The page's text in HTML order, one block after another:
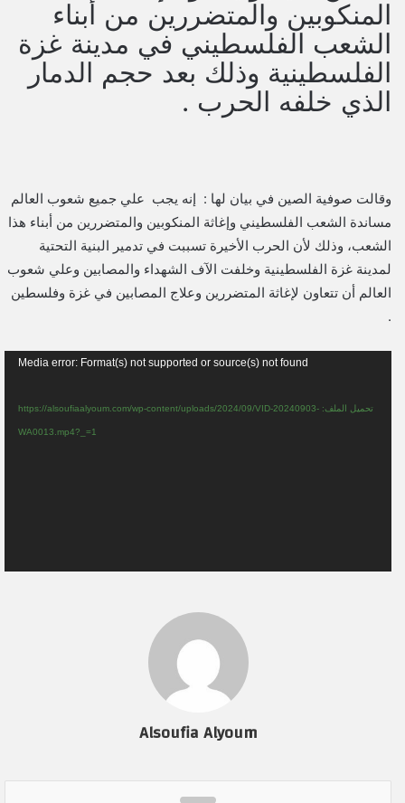
المنكوبين والمتضررين من أبناء
الشعب الفلسطيني في مدينة غزة
الفلسطينية وذلك بعد حجم الدمار
الذي خلفه الحرب .
وقالت صوفية الصين في بيان لها : إنه يجب علي جميع شعوب العالم
مساندة الشعب الفلسطيني وإغاثة المنكوبين والمتضررين من أبناء هذا
الشعب، وذلك لأن الحرب الأخيرة تسببت في تدمير البنية التحتية
لمدينة غزة الفلسطينية وخلفت الآف الشهداء والمصابين وعلي شعوب
العالم أن تتعاون لإغاثة المتضررين وعلاج المصابين في غزة وفلسطين
.
Media error: Format(s) not supported or source(s) not found
تحميل الملف: https://alsoufiaalyoum.com/wp-content/uploads/2024/09/VID-20240903-
WA0013.mp4?_=1
Alsoufia Alyoum